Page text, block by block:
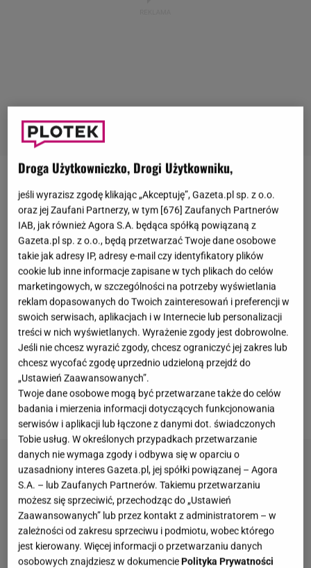
Tomasz Jakubiak był kucharzem, który zdobył
popularność dzięki licznym programom kulinarnym,
takim jak np.: "Jakubiak w sezonie", "Jakubiak z
miłości do lokalności" czy"MasterChef". U
kucharza zdiagnozowano złośliwegorakajelita i
dwunastnicy, który dał przerzuty do kości, w tym do
miednicy i kręgosłupa.42-latek zmarł 30 kwietnia
2025 roku. Przed śmiercią wraz z żoną Anastazją
relacjonował w mediach społecznościowych, jak
wygląda jego leczenie. Po śmierci kucharza
Anastazja Jakubiak powróciła do sieci, gdzie
porusza trudne tematy związane z żałobą.
Droga Użytkowniczko, Drogi Użytkowniku,
jeśli wyrazisz zgodę klikając „Akceptuję”, Gazeta.pl sp. z o.o.
oraz jej Zaufani Partnerzy, w tym [676] Zaufanych Partnerów
IAB, jak również Agora S.A. będąca spółką powiązaną z
Gazeta.pl sp. z o.o., będą przetwarzać Twoje dane osobowe
takie jak adresy IP, adresy e-mail czy identyfikatory plików
cookie lub inne informacje zapisane w tych plikach do celów
marketingowych, w szczególności na potrzeby wyświetlania
reklam dopasowanych do Twoich zainteresowań i preferencji w
swoich serwisach, aplikacjach i w Internecie lub personalizacji
treści w nich wyświetlanych. Wyrażenie zgody jest dobrowolne.
Jeśli nie chcesz wyrazić zgody, chcesz ograniczyć jej zakres lub
chcesz wycofać zgodę uprzednio udzieloną przejdź do
„Ustawień Zaawansowanych”.
Twoje dane osobowe mogą być przetwarzane także do celów
badania i mierzenia informacji dotyczących funkcjonowania
serwisów i aplikacji lub łączone z danymi dot. świadczonych
Tobie usług. W określonych przypadkach przetwarzanie
danych nie wymaga zgody i odbywa się w oparciu o
uzasadniony interes Gazeta.pl, jej spółki powiązanej – Agora
S.A. – lub Zaufanych Partnerów. Takiemu przetwarzaniu
możesz się sprzeciwić, przechodząc do „Ustawień
Zaawansowanych” lub przez kontakt z administratorem – w
zależności od zakresu sprzeciwu i podmiotu, wobec którego
jest kierowany. Więcej informacji o przetwarzaniu danych
osobowych znajdziesz w dokumenciePolityka Prywatności